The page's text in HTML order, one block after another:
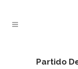
Partido